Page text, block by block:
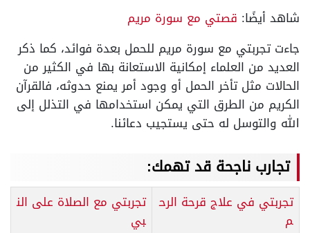
شاهد أيضًا: قصتي مع سورة مريم
جاءت تجربتي مع سورة مريم للحمل بعدة فوائد، كما ذكر
العديد من العلماء إمكانية الاستعانة بها في الكثير من
الحالات مثل تأخر الحمل أو وجود أمر يمنع حدوثه، فالقرآن
الكريم من الطرق التي يمكن استخدامها في التذلل إلى
الله والتوسل له حتى يستجيب دعائنا.
تجارب ناجحة قد تهمك:
تجربتي في علاج قرحة الرح
م
تجربتي مع الصلاة على الن
بي